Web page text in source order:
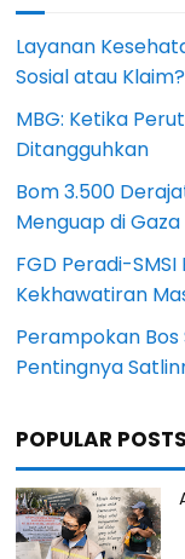
Layanan
Sosial atau Klaim?
MBG: Ketika
Ditangguhkan
Bom 3.500
Menguap di Gaza
FGD Peradi-
Kekhawatiran
Perampokan
Pentingnya
POPULAR POSTS